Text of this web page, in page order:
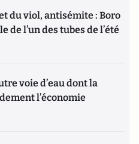
du viol, antisémite : Boro
de l’un des tubes de l’été
voie d’eau dont la
l’économie